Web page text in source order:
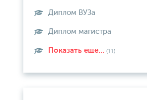
Диплом ВУЗа
Диплом магистра
Показать еще... (11)